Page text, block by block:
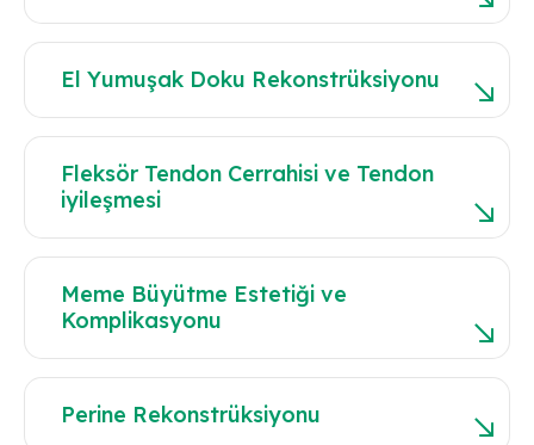
El Yumuşak Doku Rekonstrüksiyonu
Fleksör Tendon Cerrahisi ve Tendon
iyileşmesi
Meme Büyütme Estetiği ve
Komplikasyonu
Perine Rekonstrüksiyonu